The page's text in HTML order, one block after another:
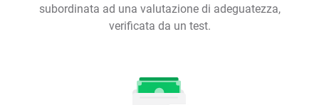
subordinata ad una valutazione di adeguatezza,
verificata da un test.